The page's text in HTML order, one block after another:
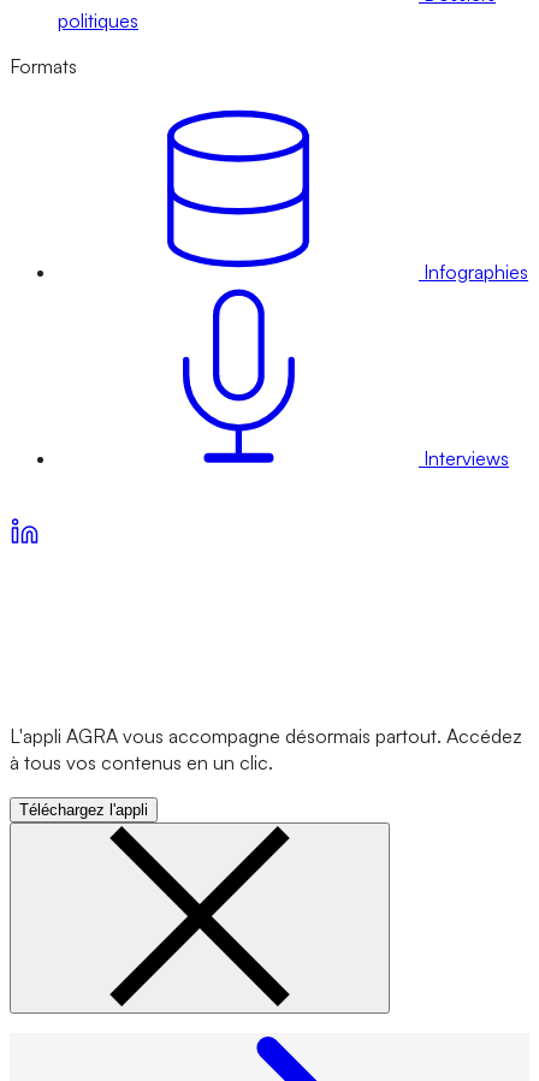
politiques
Formats
Infographies
Interviews
L'appli AGRA vous accompagne désormais partout. Accédez
à tous vos contenus en un clic.
Téléchargez l'appli